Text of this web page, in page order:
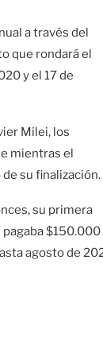
a través del
que rondará el
y el 17 de
Milei, los
mientras el
su finalización.
su primera
pagaba $150.000
agosto de